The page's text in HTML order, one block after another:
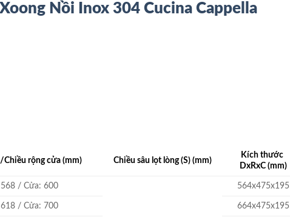
Xoong Nồi Inox 304 Cucina Cappella
Chiều rộng cửa (mm) Chiều sâu lọt lòng (S) (mm)
Kích thước
DxRxC (mm)
/ Cửa: 600 564x475x195
/ Cửa: 700 664x475x195